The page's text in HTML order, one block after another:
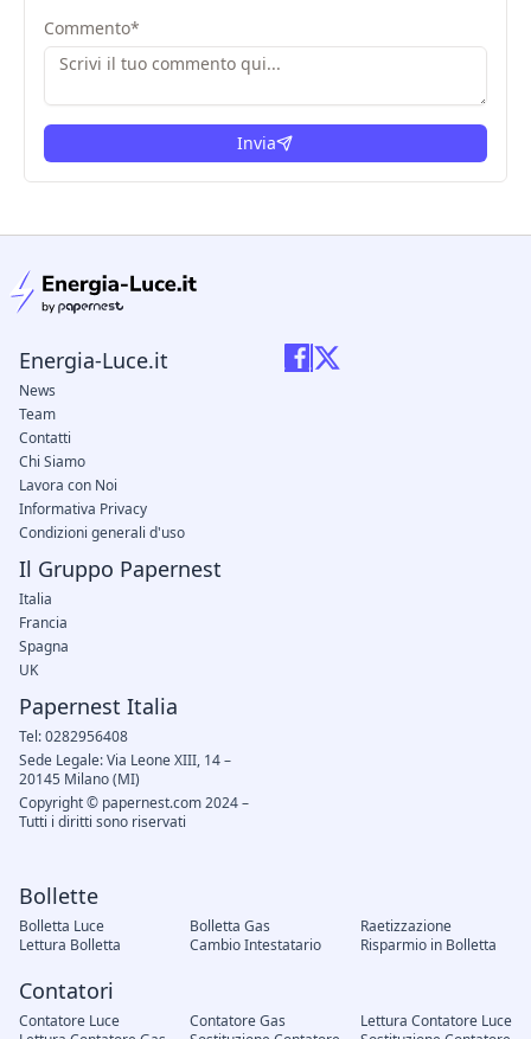
Commento*
Invia
Bollette
Bolletta Luce Bolletta Gas
Raetizzazione
Lettura Bolletta
Cambio Intestatario Risparmio in Bolletta
Contatori
Contatore Luce Contatore Gas
Lettura Contatore Luce
Energia-Luce.it
News
Team
Contatti
Chi Siamo
Lavora con Noi
Informativa Privacy
Condizioni generali d'uso
Il Gruppo Papernest
Italia
Francia
Spagna
UK
Papernest Italia
Tel: 0282956408
Sede Legale: Via Leone XIII, 14 –
20145 Milano (MI)
Copyright © papernest.com 2024 –
Tutti i diritti sono riservati